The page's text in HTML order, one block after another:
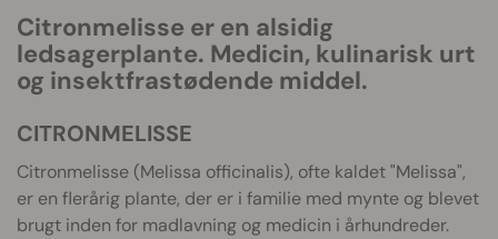
Citronmelisse er en alsidig
ledsagerplante. Medicin, kulinarisk urt
og insektfrastødende middel.
CITRONMELISSE
Citronmelisse (Melissa officinalis), ofte kaldet "Melissa",
er en flerårig plante, der er i familie med mynte og blevet
brugt inden for madlavning og medicin i århundreder.